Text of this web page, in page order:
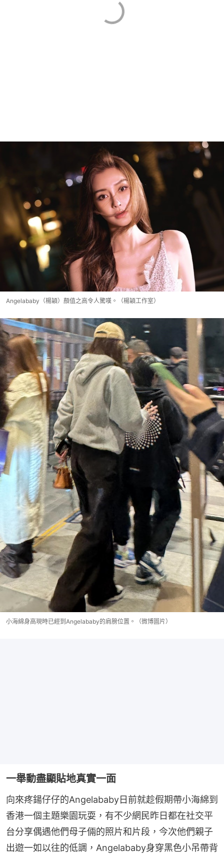
Angelababy（楊穎）顏值之高令人驚嘆。（楊穎工作室）
小海綿身高現時已經到Angelababy的肩膀位置。（微博圖片）
一舉動盡顯貼地真實一面
向來疼鍚仔仔的Angelababy日前就趁假期帶小海綿到
香港一個主題樂園玩耍，有不少網民昨日都在社交平
台分享偶遇他們母子倆的照片和片段，今次他們親子
出遊一如以往的低調，Angelababy身穿黑色小吊帶背